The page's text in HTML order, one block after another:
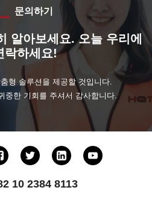
문의하기
알아보세요. 오늘 우리에
락하세요!
형 솔루션을 제공할 것입니다.
중한 기회를 주셔서 감사합니다.
10 2384 8113